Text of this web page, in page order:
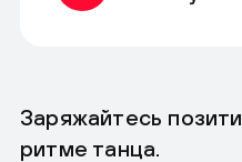
Заряжайтесь
ритме танца.